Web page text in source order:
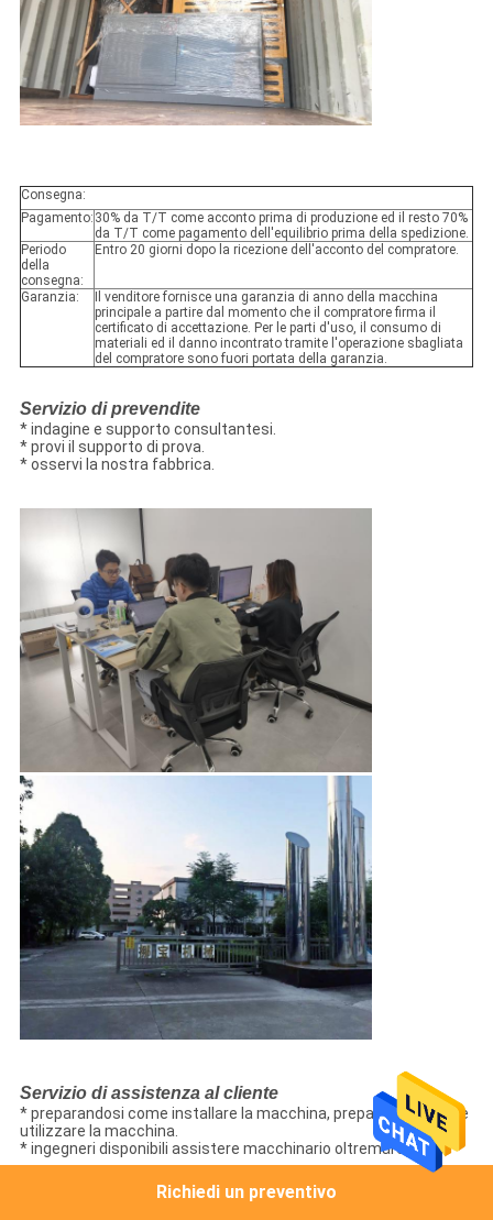
Consegna:
Pagamento: 30% da T/T come acconto prima di produzione ed il resto 70%
da T/T come pagamento dell'equilibrio prima della spedizione.
Periodo
della
consegna:
Entro 20 giorni dopo la ricezione dell'acconto del compratore.
Garanzia:
Il venditore fornisce una garanzia di anno della macchina
principale a partire dal momento che il compratore firma il
certificato di accettazione. Per le parti d'uso, il consumo di
materiali ed il danno incontrato tramite l'operazione sbagliata
del compratore sono fuori portata della garanzia.
Servizio di prevendite
* indagine e supporto consultantesi.
* provi il supporto di prova.
* osservi la nostra fabbrica.
Servizio di assistenza al cliente
* preparandosi come installare la macchina, preparantesi come
utilizzare la macchina.
* ingegneri disponibili assistere macchinario oltremare.
Richiedi un preventivo